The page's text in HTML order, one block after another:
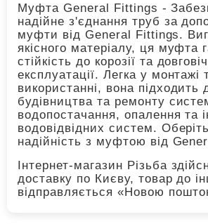
Муфта General Fittings -
надійне з'єднання труб за
муфти від General Fittings.
якісного матеріалу, ця муфта
стійкість до корозії та
експлуатації. Легка у монтажі
використанні, вона підходить
будівництва та ремонту
водопостачання, опалення та
водовідвідних систем.
надійність з муфтою від
Інтернет-магазин Різьба
доставку по Києву, товар до
відправляється «Новою